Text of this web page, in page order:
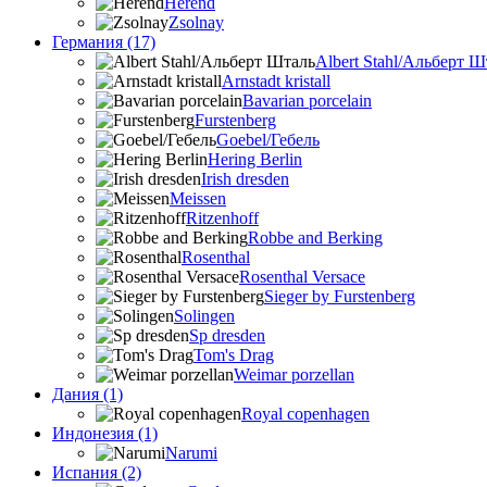
Zsolnay
Германия (17)
Albert Stahl/Альбеpт
Arnstadt kristall
Bavarian porcelain
Furstenberg
Goebel/Гебель
Hering Berlin
Irish dresden
Meissen
Ritzenhoff
Robbe and Berking
Rosenthal
Rosenthal Versace
Sieger by Furstenberg
Solingen
Sp dresden
Tom's Drag
Weimar porzellan
Дания (1)
Royal copenhagen
Индонезия (1)
Narumi
Испания (2)